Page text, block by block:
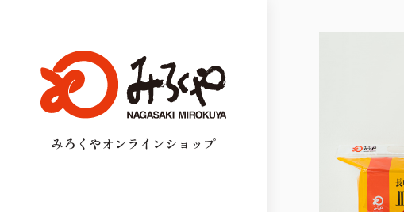
みろくやオンラインショップ